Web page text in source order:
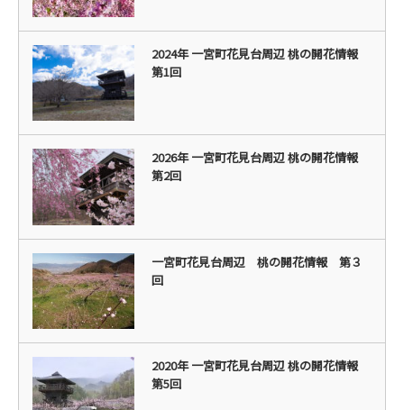
2024年 一宮町花見台周辺 桃の開花情報
第1回
2026年 一宮町花見台周辺 桃の開花情報
第2回
一宮町花見台周辺 桃の開花情報 第３
回
2020年 一宮町花見台周辺 桃の開花情報
第5回